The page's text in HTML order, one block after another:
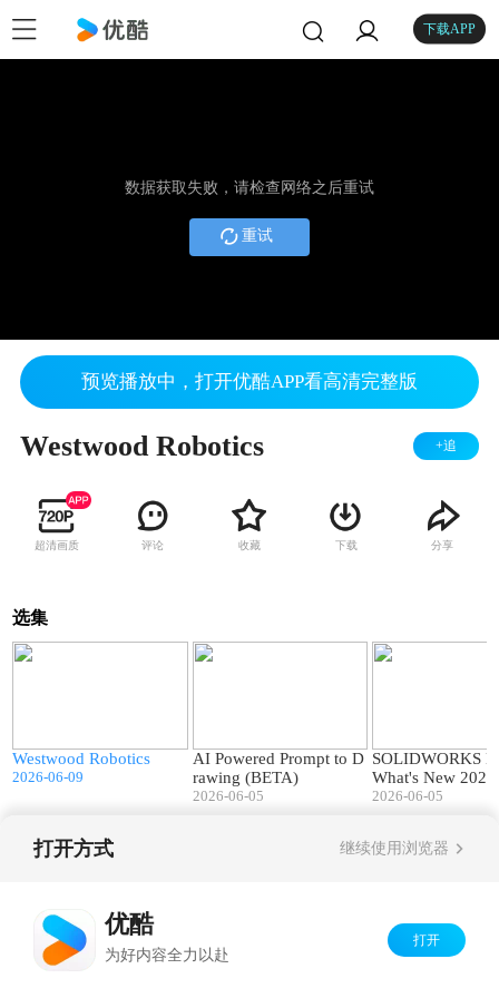
下载APP
数据获取失败，请检查网络之后重试
重试
预览播放中，打开优酷APP看高清完整版
Westwood Robotics +追
超清画质 评论 收藏 下载 分享
选集
Westwood Robotics
2026-06-09
AI Powered Prompt to D
rawing (BETA)
2026-06-05
SOLIDWORKS
What's New
2026-06-05
打开方式 继续使用浏览器
优酷
为好内容全力以赴
打开